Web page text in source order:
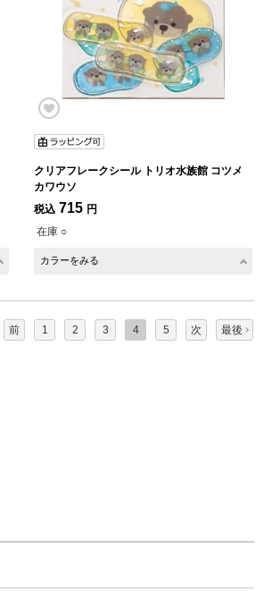
クリアフレークシール トリオ水族館 コツメ
カワウソ
税込 715 円
在庫 ○
カラーをみる
前 1 2 3 4 5 次 最後